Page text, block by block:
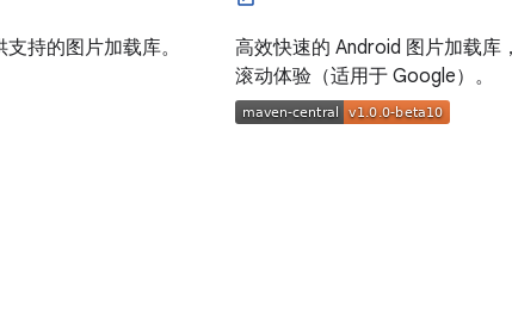
持的图片加载库。
高效快速的 Android 图片加载库
滚动体验（适用于 Google）。